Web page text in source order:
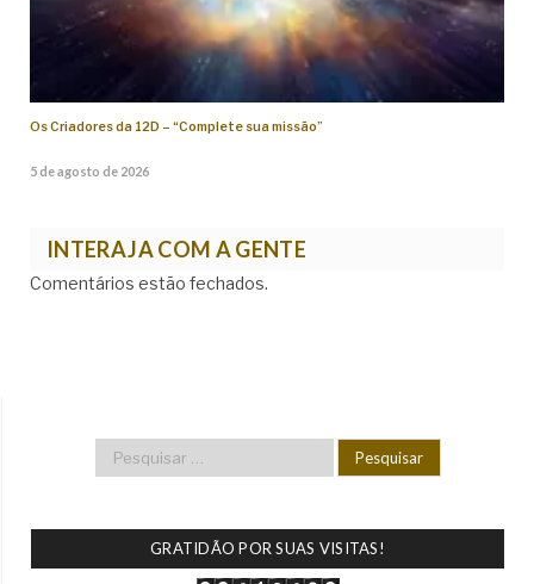
Os Criadores da 12D – “Complete sua missão”
5 de agosto de 2026
INTERAJA COM A GENTE
Comentários estão fechados.
GRATIDÃO POR SUAS VISITAS!